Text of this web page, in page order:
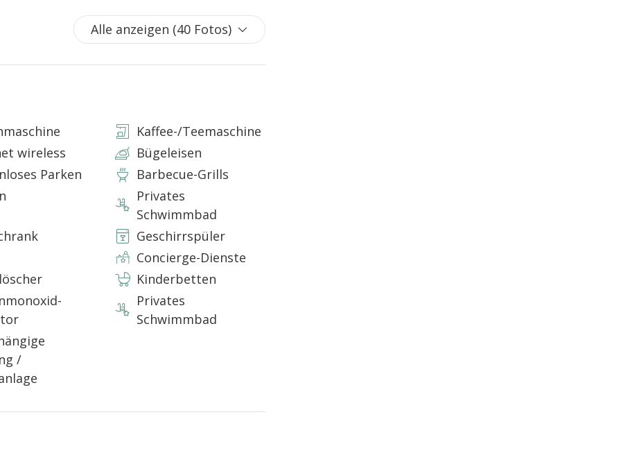
in den Nischen.
in ein Doppelbett, mit Klimaanlage;
dadurch aus, dass er alle Elemente der
der typischen Merkmale des Ortes.
die Trulli gebaut wurden, deutlich zu erkennen.
Steintisch mit Panoramablick im Schatten.
7 Personen
Alle anzeigen (40 Fotos)
Kaffee-/Teemaschine
wireless
Bügeleisen
Parken
Barbecue-Grills
Privates
Schwimmbad
Geschirrspüler
Concierge-Dienste
Kinderbetten
Privates
Schwimmbad
/